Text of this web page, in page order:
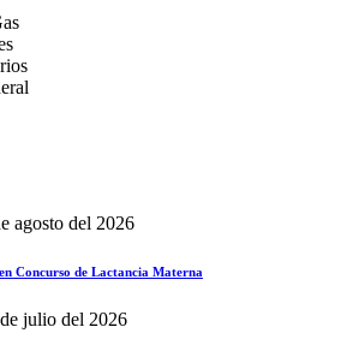
agosto del 2026
Concurso de Lactancia Materna
julio del 2026